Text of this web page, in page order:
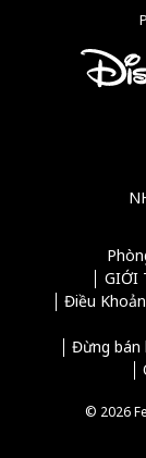
GIỚI
Điều
Đừng bán
© 2026